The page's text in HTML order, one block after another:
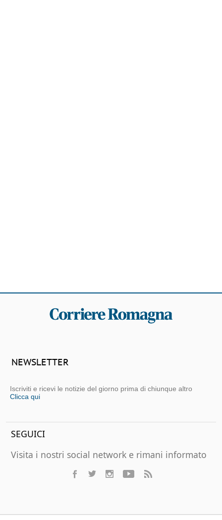
NEWSLETTER
Iscriviti e ricevi le notizie del giorno prima di chiunque altro
Clicca qui
SEGUICI
Visita i nostri social network e rimani informato